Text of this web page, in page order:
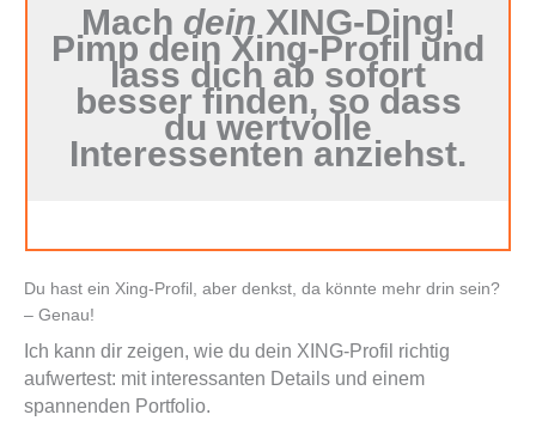
Mach dein XING-Ding!
Pimp dein Xing-Profil und
lass dich ab sofort
besser finden, so dass
du wertvolle
Interessenten anziehst.
Du hast ein Xing-Profil, aber denkst, da könnte mehr drin sein?
– Genau!
Ich kann dir zeigen, wie du dein XING-Profil richtig
aufwertest: mit interessanten Details und einem
spannenden Portfolio.